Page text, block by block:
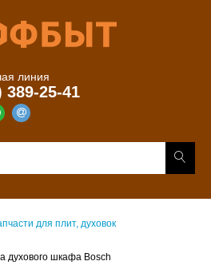
линия
389-25-41
для плит, духовок
духового шкафа Bosch